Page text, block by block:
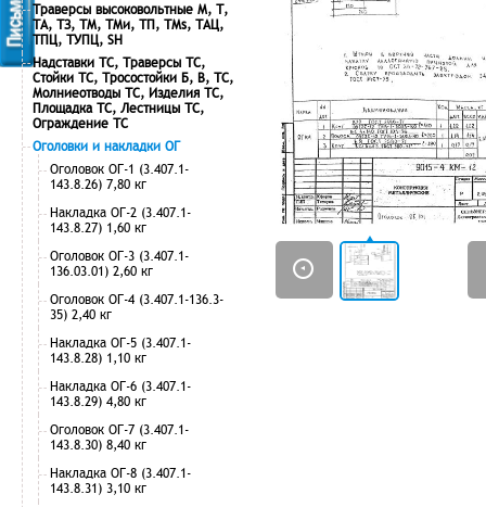
Траверсы высоковольтные М, Т,
ТА, ТЗ, ТМ, ТМи, ТП, ТМs, ТАЦ,
ТПЦ, ТУПЦ, SH
Надставки ТС, Траверсы ТС,
Стойки ТС, Тросостойки Б, В, ТС,
Молниеотводы ТС, Изделия ТС,
Площадка ТС, Лестницы ТС,
Ограждение ТС
Оголовки и накладки ОГ
Оголовок ОГ-1 (3.407.1-
143.8.26) 7,80 кг
Накладка ОГ-2 (3.407.1-
143.8.27) 1,60 кг
Оголовок ОГ-3 (3.407.1-
136.03.01) 2,60 кг
Оголовок ОГ-4 (3.407.1-136.3-
35) 2,40 кг
Накладка ОГ-5 (3.407.1-
143.8.28) 1,10 кг
Накладка ОГ-6 (3.407.1-
143.8.29) 4,80 кг
Оголовок ОГ-7 (3.407.1-
143.8.30) 8,40 кг
Накладка ОГ-8 (3.407.1-
143.8.31) 3,10 кг